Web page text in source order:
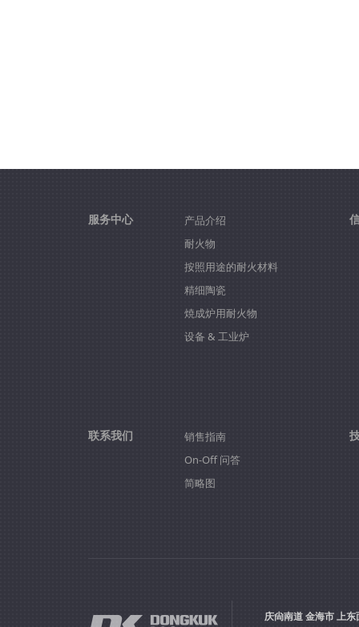
服务中心
产品介绍
耐火物
按照用途的耐火材料
精细陶瓷
焼成炉用耐火物
设备 & 工业炉
联系我们
销售指南
On-Off 问答
简略图
庆尙南道 金海市 上